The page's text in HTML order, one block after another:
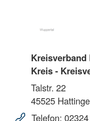
Kreisverband
Kreis -
Talstr. 22
45525
Telefon: